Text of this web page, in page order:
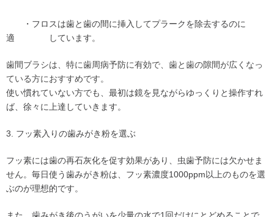
・フロスは歯と歯の間に挿入してプラークを除去するのに
適 しています。
歯間ブラシは、特に歯周病予防に有効で、歯と歯の隙間が広くなっ
ている方におすすめです。
使い慣れていない方でも、最初は鏡を見ながらゆっくりと操作すれ
ば、徐々に上達していきます。
3. フッ素入りの歯みがき粉を選ぶ
フッ素には歯の再石灰化を促す効果があり、虫歯予防には欠かせま
せん。毎日使う歯みがき粉は、フッ素濃度1000ppm以上のものを選
ぶのが理想的です。